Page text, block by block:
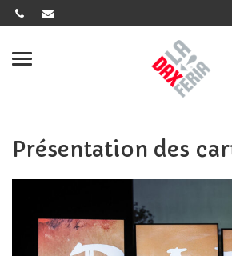
Gestion des traceurs
Menu
Présentation des